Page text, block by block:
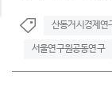
산동거시경제연
서울연구원공동연구